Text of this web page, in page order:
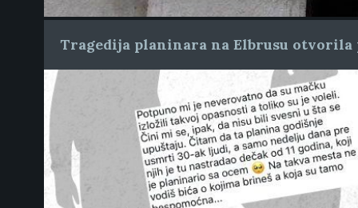
Tragedija planinara na Elbrusu